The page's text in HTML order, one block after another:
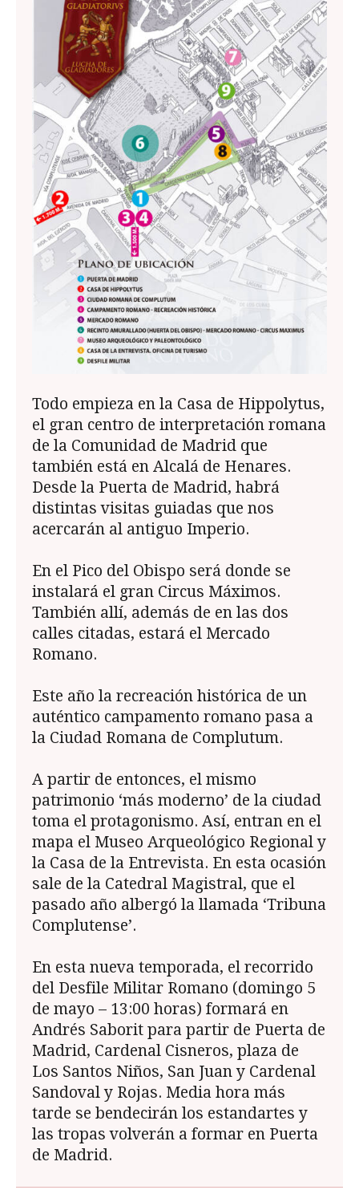
Todo empieza en la Casa de Hippolytus,
el gran centro de interpretación romana
de la Comunidad de Madrid que
también está en Alcalá de Henares.
Desde la Puerta de Madrid, habrá
distintas visitas guiadas que nos
acercarán al antiguo Imperio.
En el Pico del Obispo será donde se
instalará el gran Circus Máximos.
También allí, además de en las dos
calles citadas, estará el Mercado
Romano.
Este año la recreación histórica de un
auténtico campamento romano pasa a
la Ciudad Romana de Complutum.
A partir de entonces, el mismo
patrimonio ‘más moderno’ de la ciudad
toma el protagonismo. Así, entran en el
mapa el Museo Arqueológico Regional y
la Casa de la Entrevista. En esta ocasión
sale de la Catedral Magistral, que el
pasado año albergó la llamada ‘Tribuna
Complutense’.
En esta nueva temporada, el recorrido
del Desfile Militar Romano (domingo 5
de mayo – 13:00 horas) formará en
Andrés Saborit para partir de Puerta de
Madrid, Cardenal Cisneros, plaza de
Los Santos Niños, San Juan y Cardenal
Sandoval y Rojas. Media hora más
tarde se bendecirán los estandartes y
las tropas volverán a formar en Puerta
de Madrid.